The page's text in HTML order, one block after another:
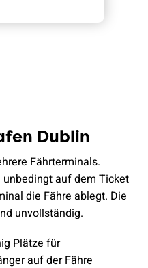
Dublin
Fährterminals.
unbedingt auf dem Ticket
die Fähre ablegt. Die
unvollständig.
Plätze für
auf der Fähre